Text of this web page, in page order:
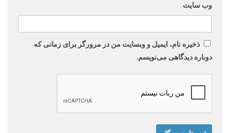
وب‌ سایت
ذخیره نام، ایمیل و وبسایت من در مرورگر برای زمانی که
دوباره دیدگاهی می‌نویسم.